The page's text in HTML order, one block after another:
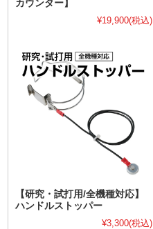
カウンター】
¥19,900(税込)
【研究・試打用/全機種対応】
ハンドルストッパー
¥3,300(税込)